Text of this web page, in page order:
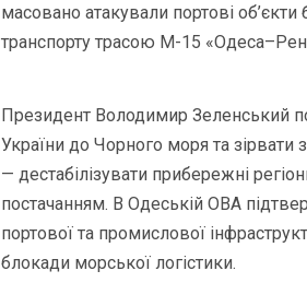
масовано атакували портові
транспорту трасою М-15
Президент Володимир Зеленський
України до Чорного моря та
— дестабілізувати прибережні
постачанням. В Одеській ОВА
портової та промислової
блокади морської логістики.